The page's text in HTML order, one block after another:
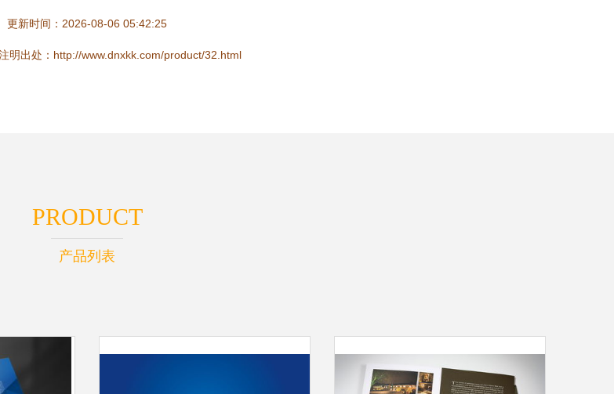
更新时间：2026-08-06 05:42:25
明出处：http://www.dnxkk.com/product/32.html
PRODUCT
产品列表